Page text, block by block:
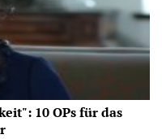
10 OPs für das